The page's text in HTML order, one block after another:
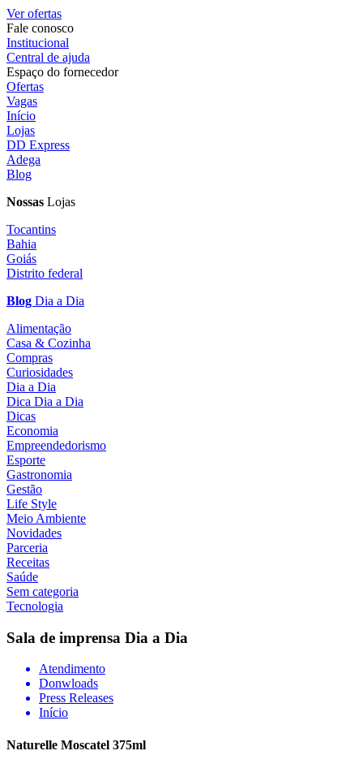
Ver ofertas
Fale conosco
Institucional
Central de ajuda
Espaço do fornecedor
Ofertas
Vagas
Início
Lojas
DD Express
Adega
Blog
Nossas Lojas
Tocantins
Bahia
Goiás
Distrito federal
Blog Dia a Dia
Alimentação
Casa & Cozinha
Compras
Curiosidades
Dia a Dia
Dica Dia a Dia
Dicas
Economia
Empreendedorismo
Esporte
Gastronomia
Gestão
Life Style
Meio Ambiente
Novidades
Parceria
Receitas
Saúde
Sem categoria
Tecnologia
Sala de imprensa Dia a Dia
Atendimento
Donwloads
Press Releases
Início
Naturelle Moscatel 375ml